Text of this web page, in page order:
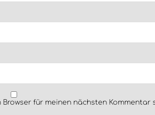
für meinen nächsten Kommentar